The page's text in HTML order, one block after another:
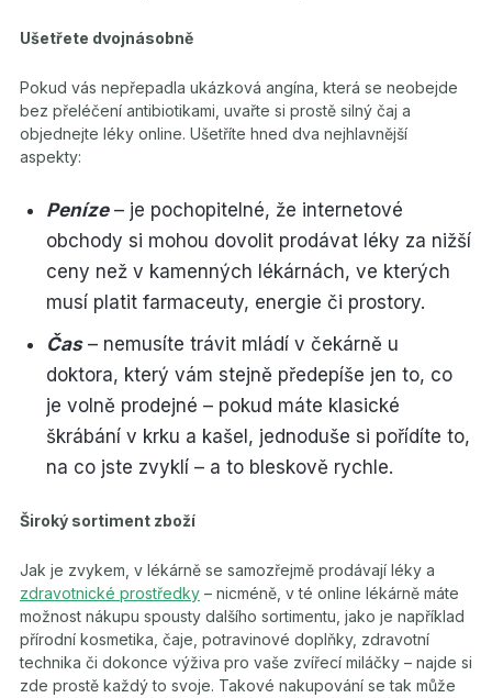
Ušetřete dvojnásobně
Pokud vás nepřepadla ukázková angína, která se neobejde
bez přeléčení antibiotikami, uvařte si prostě silný čaj a
objednejte léky online. Ušetříte hned dva nejhlavnější
aspekty:
Peníze– je pochopitelné, že internetové
obchody si mohou dovolit prodávat léky za nižší
ceny než v kamenných lékárnách, ve kterých
musí platit farmaceuty, energie či prostory.
Čas– nemusíte trávit mládí v čekárně u
doktora, který vám stejně předepíše jen to, co
je volně prodejné – pokud máte klasické
škrábání v krku a kašel, jednoduše si pořídíte to,
na co jste zvyklí – a to bleskově rychle.
Široký sortiment zboží
Jak je zvykem, v lékárně se samozřejmě prodávají léky a
zdravotnické prostředky – nicméně, v té online lékárně máte
možnost nákupu spousty dalšího sortimentu, jako je například
přírodní kosmetika, čaje, potravinové doplňky, zdravotní
technika či dokonce výživa pro vaše zvířecí miláčky – najde si
zde prostě každý to svoje. Takové nakupování se tak může